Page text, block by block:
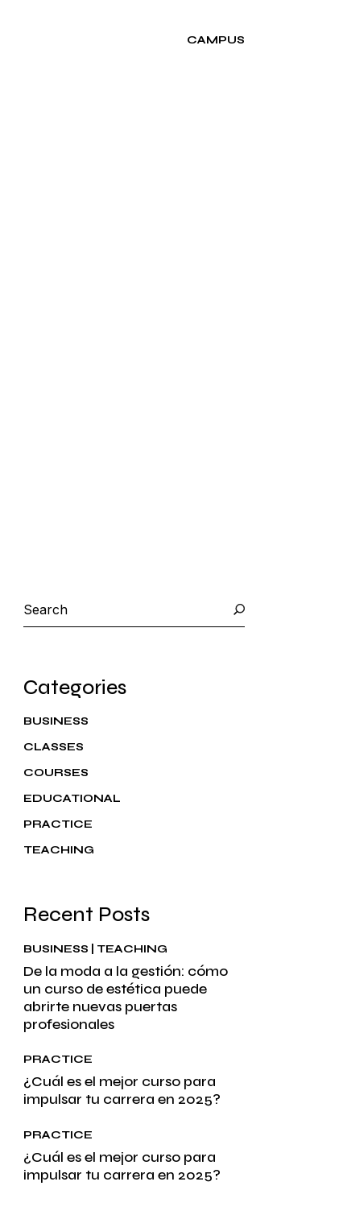
CAMPUS
Categories
BUSINESS
CLASSES
COURSES
EDUCATIONAL
PRACTICE
TEACHING
Recent Posts
BUSINESS TEACHING
De la moda a la gestión: cómo
un curso de estética puede
abrirte nuevas puertas
profesionales
PRACTICE
¿Cuál es el mejor curso para
impulsar tu carrera en 2025?
PRACTICE
¿Cuál es el mejor curso para
impulsar tu carrera en 2025?